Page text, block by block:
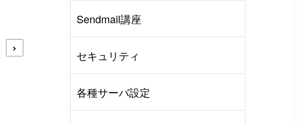
#PHP #Atom
Sendmail講座
セキュリティ
各種サーバ設定